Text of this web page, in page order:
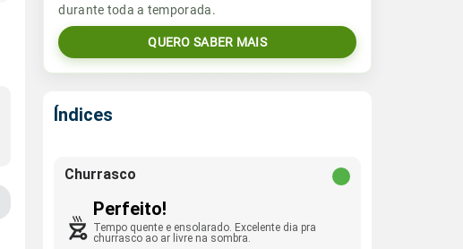
durante toda a temporada.
QUERO SABER MAIS
Índices
Churrasco
Perfeito!
Tempo quente e ensolarado. Excelente dia pra
churrasco ao ar livre na sombra.